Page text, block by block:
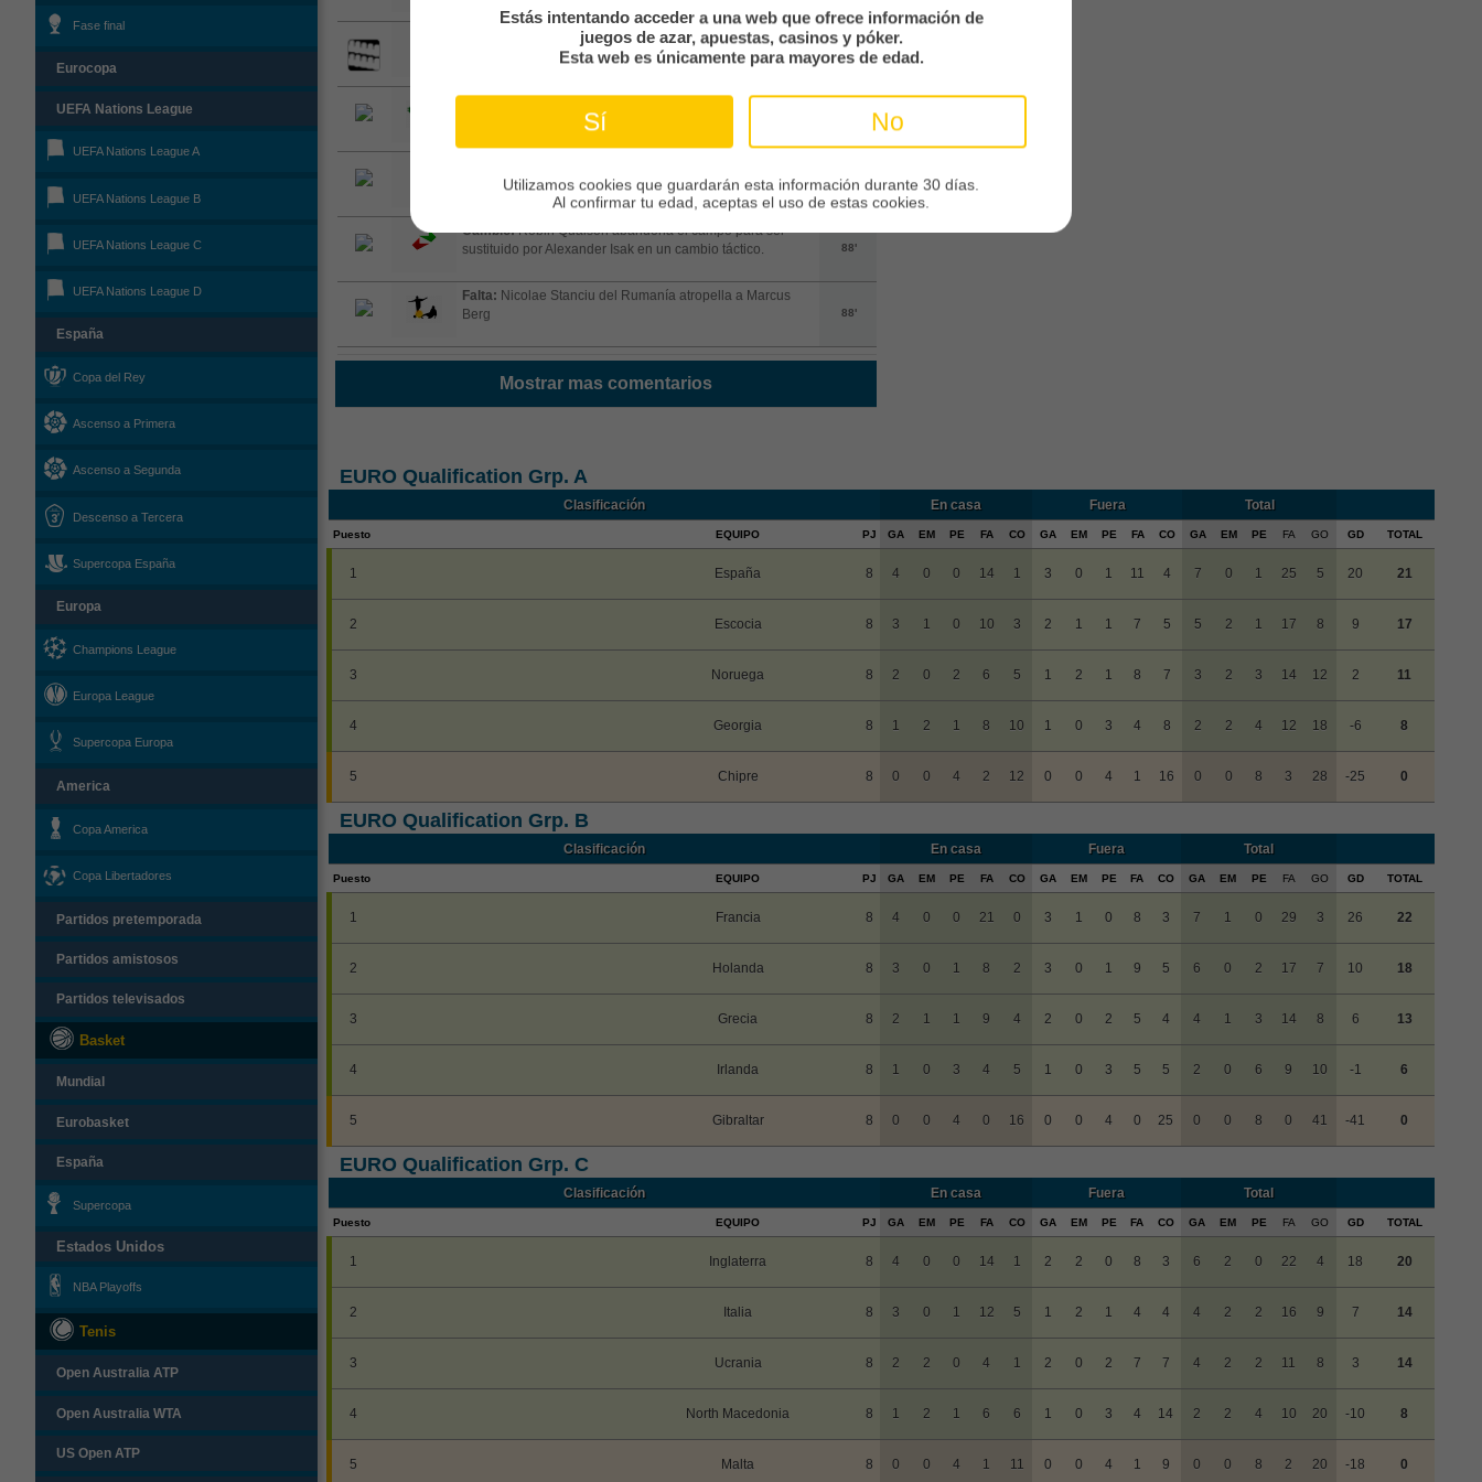
Fase final
Eurocopa
UEFA Nations League
UEFA Nations League A
UEFA Nations League B
UEFA Nations League C
UEFA Nations League D
España
Copa del Rey
Ascenso a Primera
Ascenso a Segunda
Descenso a Tercera
Supercopa España
Europa
Champions League
Europa League
Supercopa Europa
America
Copa America
Copa Libertadores
Partidos pretemporada
Partidos amistosos
Partidos televisados
Basket
Mundial
Eurobasket
España
Supercopa
Estados Unidos
NBA Playoffs
Tenis
Open Australia ATP
Open Australia WTA
US Open ATP
La asistencia de hoy es de 30115 espectadores
89'
Saque de banda:Rumanía take a throw-in at the right side
of the pitch in their own half of the field
but it ends up nowhere near the goalframe.
89'
Cambio:Robin Quaison abandona el campo para ser
sustituido por Alexander Isak en un cambio táctico.
88'
Falta: Nicolae Stanciu del Rumanía atropella a Marcus
Berg
88'
Mostrar mas comentarios
EURO Qualification Grp. A
Clasificación En casa Fuera Total
Puesto EQUIPO PJ GA EM PE FA CO GA EM PE FA CO GA EM PE FA GO GD TOTAL
1 España 8 4 0 0 14 1 3 0 1 11 4 7 0 1 25 5 20 21
2 Escocia 8 3 1 0 10 3 2 1 1 7 5 5 2 1 17 8 9 17
3 Noruega 8 2 0 2 6 5 1 2 1 8 7 3 2 3 14 12 2 11
4 Georgia 8 1 2 1 8 10 1 0 3 4 8 2 2 4 12 18 -6 8
5 Chipre 8 0 0 4 2 12 0 0 4 1 16 0 0 8 3 28 -25 0
EURO Qualification Grp. B
Clasificación En casa Fuera Total
Puesto EQUIPO PJ GA EM PE FA CO GA EM PE FA CO GA EM PE FA GO GD TOTAL
1 Francia 8 4 0 0 21 0 3 1 0 8 3 7 1 0 29 3 26 22
2 Holanda 8 3 0 1 8 2 3 0 1 9 5 6 0 2 17 7 10 18
3 Grecia 8 2 1 1 9 4 2 0 2 5 4 4 1 3 14 8 6 13
4 Irlanda 8 1 0 3 4 5 1 0 3 5 5 2 0 6 9 10 -1 6
5 Gibraltar 8 0 0 4 0 16 0 0 4 0 25 0 0 8 0 41 -41 0
EURO Qualification Grp. C
Clasificación En casa Fuera Total
Puesto EQUIPO PJ GA EM PE FA CO GA EM PE FA CO GA EM PE FA GO GD TOTAL
1 Inglaterra 8 4 0 0 14 1 2 2 0 8 3 6 2 0 22 4 18 20
2 Italia 8 3 0 1 12 5 1 2 1 4 4 4 2 2 16 9 7 14
3 Ucrania 8 2 2 0 4 1 2 0 2 7 7 4 2 2 11 8 3 14
4 North Macedonia 8 1 2 1 6 6 1 0 3 4 14 2 2 4 10 20 -10 8
5 Malta 8 0 0 4 1 11 0 0 4 1 9 0 0 8 2 20 -18 0
Estás intentando acceder a una web que ofrece información de
juegos de azar, apuestas, casinos y póker.
Esta web es únicamente para mayores de edad.
Sí No
Utilizamos cookies que guardarán esta información durante 30 días.
Al confirmar tu edad, aceptas el uso de estas cookies.